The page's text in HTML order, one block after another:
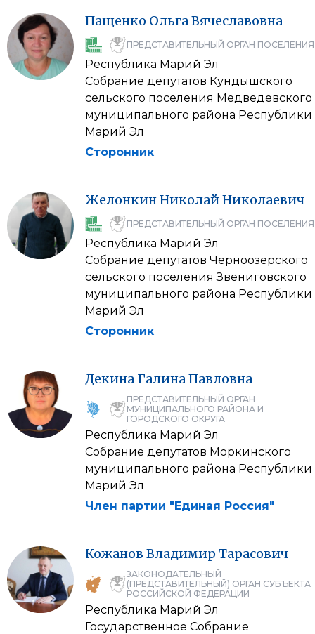
Пащенко ОльгаВячеславовна
ПРЕДСТАВИТЕЛЬНЫЙ ОРГАН ПОСЕЛЕНИЯ
Республика Марий Эл
Собрание депутатов Кундышского
сельского поселения Медведевского
муниципального района Республики
Марий Эл
Сторонник
ЖелонкинНиколайНиколаевич
ПРЕДСТАВИТЕЛЬНЫЙ ОРГАН ПОСЕЛЕНИЯ
Республика Марий Эл
Собрание депутатов Черноозерского
сельского поселения Звениговского
муниципального района Республики
Марий Эл
Сторонник
Декина ГалинаПавловна
ПРЕДСТАВИТЕЛЬНЫЙ ОРГАН
МУНИЦИПАЛЬНОГО РАЙОНА И
ГОРОДСКОГО ОКРУГА
Республика Марий Эл
Собрание депутатов Моркинского
муниципального района Республики
Марий Эл
Член партии "Единая Россия"
Кожанов Владимир Тарасович
ЗАКОНОДАТЕЛЬНЫЙ
(ПРЕДСТАВИТЕЛЬНЫЙ) ОРГАН СУБЪЕКТА
РОССИЙСКОЙ ФЕДЕРАЦИИ
Республика Марий Эл
Государственное Собрание